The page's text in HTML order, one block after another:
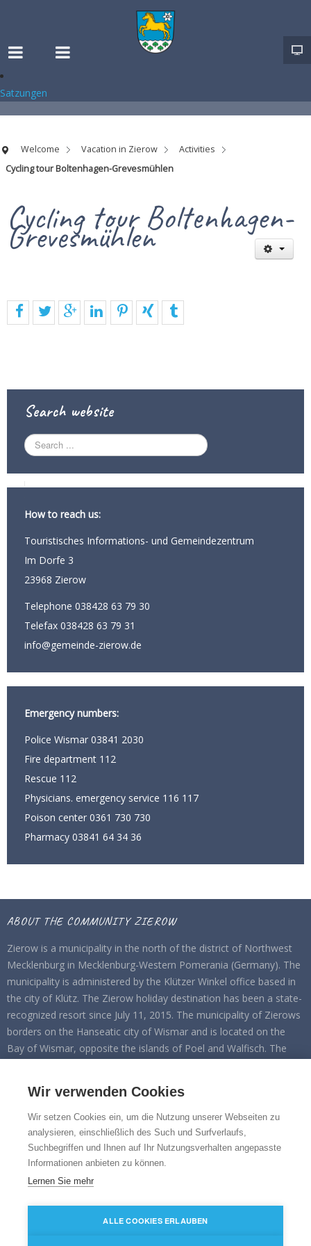
Satzungen
Welcome Vacation in Zierow
Activities
Cycling tour Boltenhagen-Grevesmühlen
Cycling tour Boltenhagen-
Grevesmühlen
Search website
S
e
h
.
How to reach us:
Touristisches Informations- und Gemeindezentrum
Im Dorfe 3
23968 Zierow
Telephone 038428 63 79 30
Telefax 038428 63 79 31
info@gemeinde-zierow.de
Emergency numbers:
Police Wismar 03841 2030
Fire department 112
Rescue 112
Physicians. emergency service 116 117
Poison center 0361 730 730
Pharmacy 03841 64 34 36
ABOUT THE COMMUNITY ZIEROW
Zierow is a municipality in the north of the district of Northwest
Mecklenburg in Mecklenburg-Western Pomerania (Germany). The
municipality is administered by the Klützer Winkel office based in
the city of Klütz. The Zierow holiday destination has been a state-
recognized resort since July 11, 2015. The municipality of Zierows
borders on the Hanseatic city of Wismar and is located on the
Bay of Wismar, opposite the islands of Poel and Walfisch. The
of Eggerstorf, Fliemstorf, Landstorf and Wisch.
FOLGEN SIE UNS AUF
Facebook
Instagram
Wir verwenden Cookies
Wir setzen Cookies ein, um die Nutzung unserer Webseiten zu
analysieren, einschließlich des Such und Surfverlaufs,
Suchbegriffen und Ihnen auf Ihr Nutzungsverhalten angepasste
Informationen anbieten zu können.
Lernen Sie mehr
ALLE COOKIES ERLAUBEN